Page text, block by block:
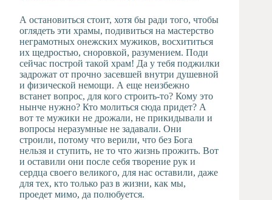
А остановиться стоит, хотя бы ради того, чтобы
оглядеть эти храмы, подивиться на мастерство
неграмотных онежских мужиков, восхититься
их щедростью, сноровкой, разумением. Поди
сейчас построй такой храм! Да у тебя поджилки
задрожат от прочно засевшей внутри душевной
и физической немощи. А еще неизбежно
встанет вопрос, для кого строить-то? Кому это
нынче нужно? Кто молиться сюда придет? А
вот те мужики не дрожали, не прикидывали и
вопросы неразумные не задавали. Они
строили, потому что верили, что без Бога
нельзя и ступить, не то что жизнь прожить. Вот
и оставили они после себя творение рук и
сердца своего великого, для нас оставили, даже
для тех, кто только раз в жизни, как мы,
проедет мимо, да полюбуется.